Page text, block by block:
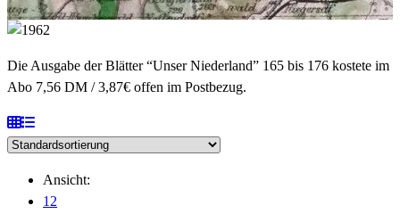
Die Ausgabe der Blätter “Unser Niederland” 165 bis 176 kostete im
Abo 7,56 DM / 3,87€ offen im Postbezug.
Ansicht:
12